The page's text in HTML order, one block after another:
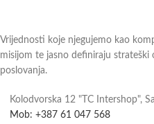
Vrijednosti koje njegujemo kao
misijom te jasno definiraju strateški
poslovanja.
Kolodvorska 12 "TC Intershop",
Mob: +387 61 047 568